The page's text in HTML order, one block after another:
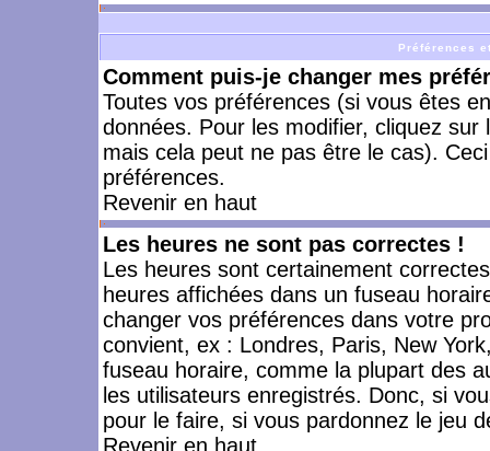
Préférences
Comment puis-je changer mes
Toutes vos préférences (si vous êtes
données. Pour les modifier, cliquez sur
mais cela peut ne pas être le cas).
préférences.
Revenir en haut
Les heures ne sont pas correctes !
Les heures sont certainement
heures affichées dans un fuseau
changer vos préférences dans votre
convient, ex : Londres, Paris, New
fuseau horaire, comme la plupart des
les utilisateurs enregistrés. Donc, si
pour le faire, si vous pardonnez le jeu
Revenir en haut